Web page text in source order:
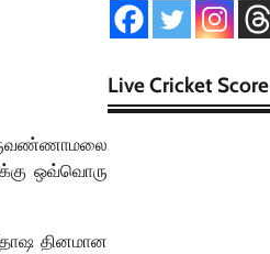
ஒவ்வொரு
தினமான
Live Cricket Score